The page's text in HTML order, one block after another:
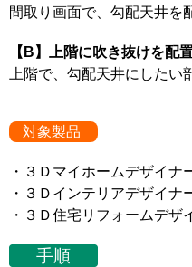
間取り画面で、勾配天井を
【B】上階に吹き抜けを配
上階で、勾配天井にしたい
対象製品
・３Ｄマイホームデザイナ
・３Ｄインテリアデザイナ
・３Ｄ住宅リフォームデザ
手順